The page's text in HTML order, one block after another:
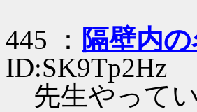
445 ： 隔壁内
ID:SK9Tp2Hz
先生やって